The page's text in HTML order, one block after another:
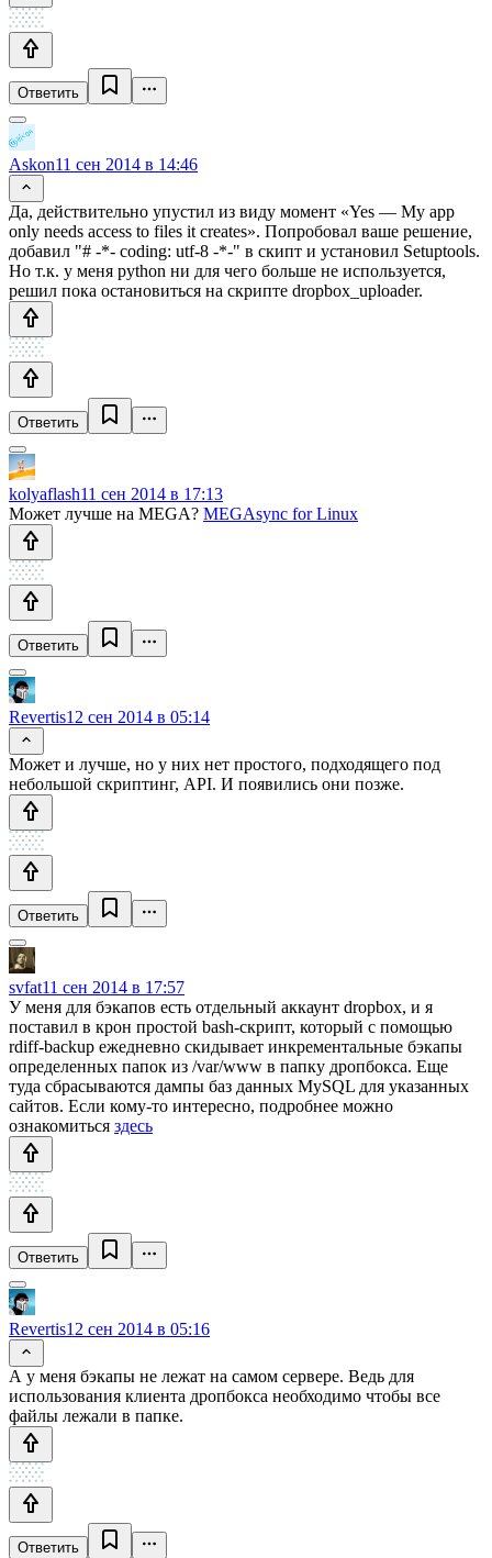
Ответить
Askon11 сен 2014 в 14:46
Да, действительно упустил из виду момент «Yes — My app
only needs access to files it creates». Попробовал ваше решение,
добавил "# -*- coding: utf-8 -*-" в скипт и установил Setuptools.
Но т.к. у меня python ни для чего больше не используется,
решил пока остановиться на скрипте dropbox_uploader.
Ответить
kolyaflash11 сен 2014 в 17:13
Может лучше на MEGA? MEGAsync for Linux
Ответить
Revertis12 сен 2014 в 05:14
Может и лучше, но у них нет простого, подходящего под
небольшой скриптинг, API. И появились они позже.
Ответить
svfat11 сен 2014 в 17:57
У меня для бэкапов есть отдельный аккаунт dropbox, и я
поставил в крон простой bash-скрипт, который c помощью
rdiff-backup ежедневно скидывает инкрементальные бэкапы
определенных папок из /var/www в папку дропбокса. Еще
туда сбрасываются дампы баз данных MySQL для указанных
сайтов. Если кому-то интересно, подробнее можно
ознакомиться здесь
Ответить
Revertis12 сен 2014 в 05:16
А у меня бэкапы не лежат на самом сервере. Ведь для
использования клиента дропбокса необходимо чтобы все
файлы лежали в папке.
Ответить